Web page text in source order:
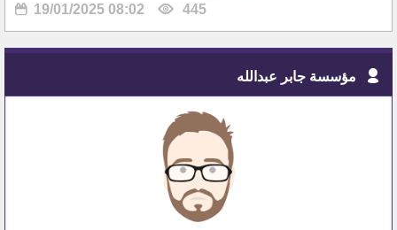
19/01/2025 08:02 445
مؤسسة جابر عبدالله